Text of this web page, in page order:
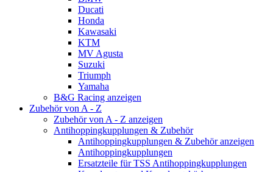
Ducati
Honda
Kawasaki
KTM
MV Agusta
Suzuki
Triumph
Yamaha
B&G Racing anzeigen
Zubehör von A - Z
Zubehör von A - Z anzeigen
Antihoppingkupplungen & Zubehör
Antihoppingkupplungen & Zubehör anzeigen
Antihoppingkupplungen
Ersatzteile für TSS Antihoppingkupplungen